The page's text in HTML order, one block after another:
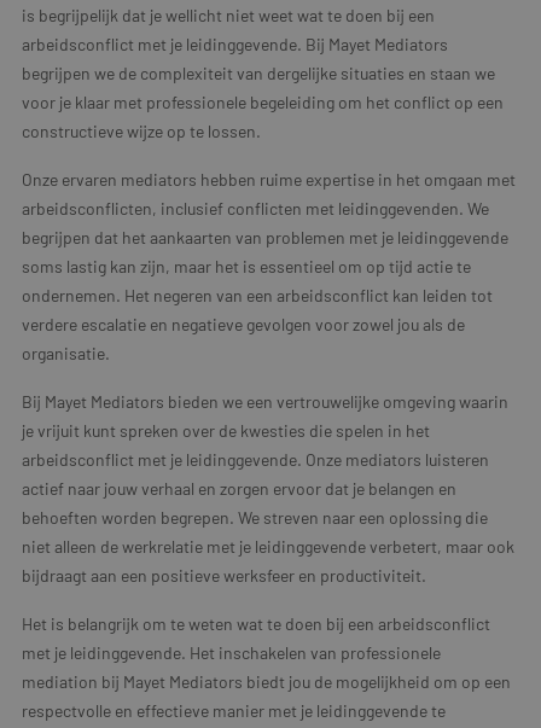
is begrijpelijk dat je wellicht niet weet wat te doen bij een
arbeidsconflict met je leidinggevende. Bij Mayet Mediators
begrijpen we de complexiteit van dergelijke situaties en staan we
voor je klaar met professionele begeleiding om het conflict op een
constructieve wijze op te lossen.
Onze ervaren mediators hebben ruime expertise in het omgaan met
arbeidsconflicten, inclusief conflicten met leidinggevenden. We
begrijpen dat het aankaarten van problemen met je leidinggevende
soms lastig kan zijn, maar het is essentieel om op tijd actie te
ondernemen. Het negeren van een arbeidsconflict kan leiden tot
verdere escalatie en negatieve gevolgen voor zowel jou als de
organisatie.
Bij Mayet Mediators bieden we een vertrouwelijke omgeving waarin
je vrijuit kunt spreken over de kwesties die spelen in het
arbeidsconflict met je leidinggevende. Onze mediators luisteren
actief naar jouw verhaal en zorgen ervoor dat je belangen en
behoeften worden begrepen. We streven naar een oplossing die
niet alleen de werkrelatie met je leidinggevende verbetert, maar ook
bijdraagt aan een positieve werksfeer en productiviteit.
Het is belangrijk om te weten wat te doen bij een arbeidsconflict
met je leidinggevende. Het inschakelen van professionele
mediation bij Mayet Mediators biedt jou de mogelijkheid om op een
respectvolle en effectieve manier met je leidinggevende te